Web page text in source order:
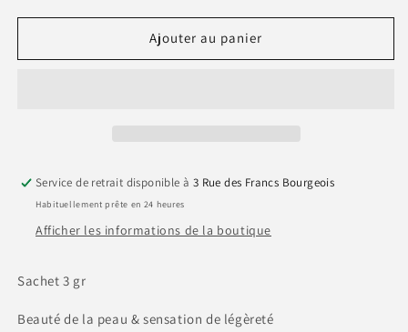
quantité
🌿
-
Sachet
Individuel
quantité
🌿
-
Sachet
Individuel
Ajouter au panier
Service de retrait disponible à 3 Rue des Francs Bourgeois
Habituellement prête en 24 heures
Afficher les informations de la boutique
Sachet 3 gr
Beauté de la peau & sensation de légèreté